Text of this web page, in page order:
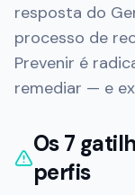
resposta do
processo de
Prevenir é
remediar — e
Os 7
perfis